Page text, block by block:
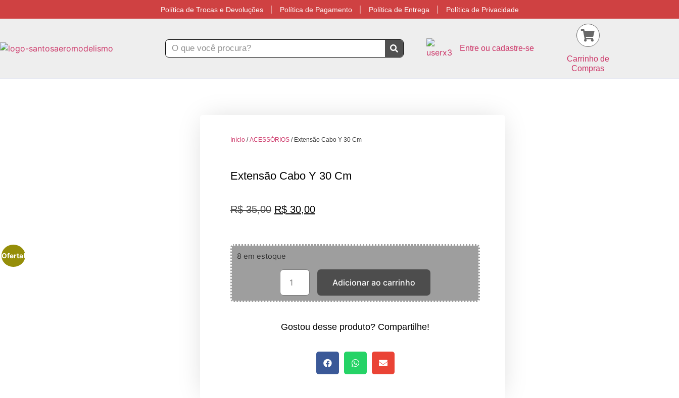
Política de Trocas e Devoluções Política de Pagamento Política de Entrega Política de Privacidade
Entre ou cadastre-se
Carrinho de
Compras
Oferta!
Início /ACESSÓRIOS / Extensão Cabo Y 30 Cm
Extensão Cabo Y 30 Cm
R$35,00 R$ 30,00
8 em estoque
Adicionar ao carrinho
Gostou desse produto? Compartilhe!